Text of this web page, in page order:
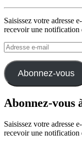
Saisissez votre adresse
recevoir une notification
Adresse
e-
mail
Abonnez-vous
Abonnez-vous
Saisissez votre adresse
recevoir une notification